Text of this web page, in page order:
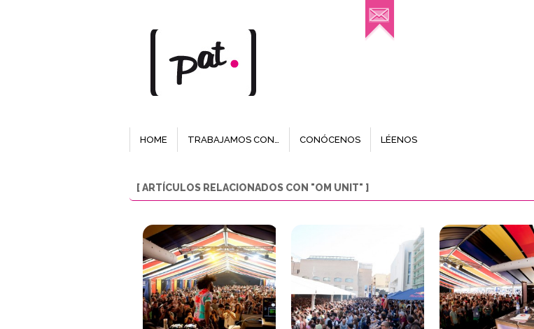
HOME TRABAJAMOS CON… CONÓCENOS LÉENOS
[ ARTÍCULOS RELACIONADOS CON "OM UNIT" ]